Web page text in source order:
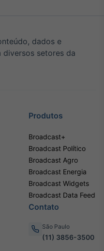
dados e
setores da
Produtos
Broadcast+
Broadcast Político
Broadcast Agro
Broadcast Energia
Broadcast Widgets
Broadcast Data Feed
Contato
São Paulo
(11) 3856-3500